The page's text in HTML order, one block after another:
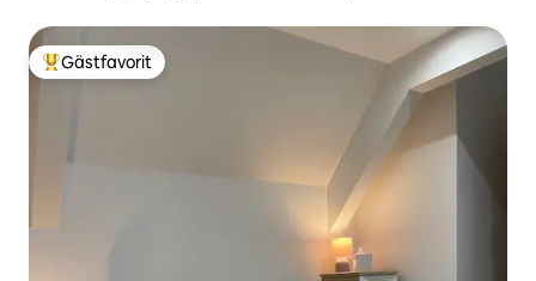
Populär gästfavorit
Gästfavorit